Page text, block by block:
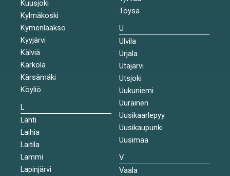
Kuusjoki
Kylmäkoski
Kymenlaakso
Kyyjärvi
Kälviä
Kärkölä
Kärsämäki
Köyliö
L
Lahti
Laihia
Laitila
Lammi
Lapinjärvi
Töysä
U
Ulvila
Urjala
Utajärvi
Utsjoki
Uukuniemi
Uurainen
Uusikaarlepyy
Uusikaupunki
Uusimaa
V
Vaala